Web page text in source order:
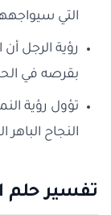
التي
رؤية الرجل
بقرصه في
تؤول رؤية
النجاح
تفسير حلم